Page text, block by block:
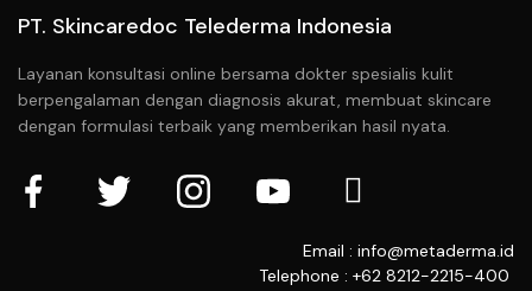
PT. Skincaredoc Telederma Indonesia
Layanan konsultasi online bersama dokter spesialis kulit
berpengalaman dengan diagnosis akurat, membuat skincare
dengan formulasi terbaik yang memberikan hasil nyata.
Email : info@metaderma.id
Telephone : +62 8212-2215-400